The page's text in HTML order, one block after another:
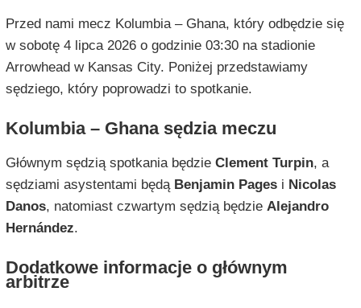
Przed nami mecz Kolumbia – Ghana, który odbędzie się
w sobotę 4 lipca 2026 o godzinie 03:30 na stadionie
Arrowhead w Kansas City. Poniżej przedstawiamy
sędziego, który poprowadzi to spotkanie.
Kolumbia – Ghana sędzia meczu
Głównym sędzią spotkania będzie Clement Turpin, a
sędziami asystentami będą Benjamin Pagesi Nicolas
Danos, natomiast czwartym sędzią będzie Alejandro
Hernández.
Dodatkowe informacje o głównym
arbitrze